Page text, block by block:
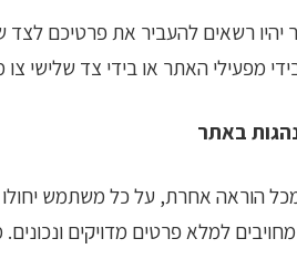
יהיו רשאים להעביר את פרטיכם
מפעילי האתר או בידי צד שלישי
באתר
הוראה אחרת, על כל משתמש
למלא פרטים מדויקים